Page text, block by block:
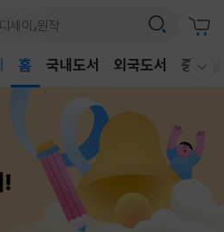
홈 국내도서 외국도서 중고샵